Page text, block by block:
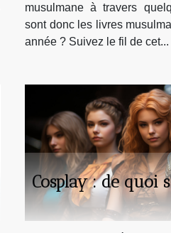
musulmane à travers
sont donc les livres
année ? Suivez le fil de cet...
Cosplay : de quoi